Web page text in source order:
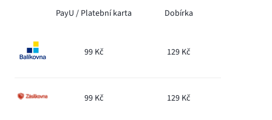
PayU / Platební karta Dobírka
99 Kč 129 Kč
99 Kč 129 Kč